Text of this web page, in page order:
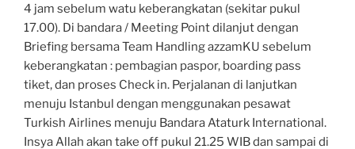
4 jam sebelum watu keberangkatan (sekitar pukul
17.00). Di bandara / Meeting Pointdilanjut dengan
Briefing bersama Team HandlingazzamKU sebelum
keberangkatan : pembagian paspor, boarding pass
tiket, dan proses Check in. Perjalanan di lanjutkan
menuju Istanbul dengan menggunakan pesawat
Turkish Airlines menuju Bandara Ataturk International.
Insya Allah akan take off pukul 21.25 WIB dan sampai di